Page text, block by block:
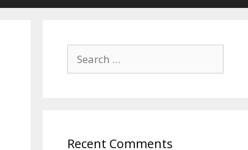
for:
Recent Comments